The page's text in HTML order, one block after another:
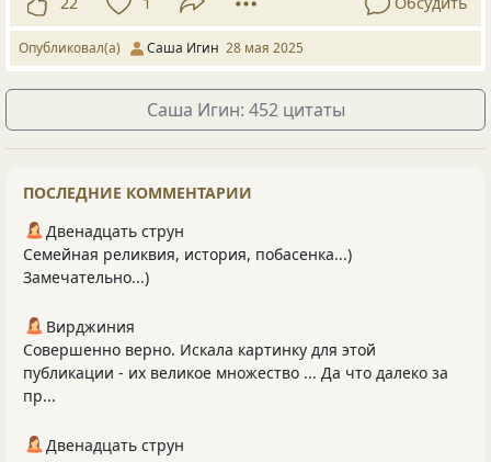
Опубликовал(а) Саша Игин 28 мая 2025
Саша Игин: 452 цитаты
ПОСЛЕДНИЕ КОММЕНТАРИИ
Двенадцать струн
Семейная реликвия, история, побасенка...)
Замечательно...)
Вирджиния
Совершенно верно. Искала картинку для этой
публикации - их великое множество ... Да что далеко за
пр...
Двенадцать струн